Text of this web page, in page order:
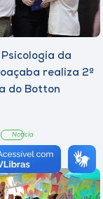
da
realiza 2ª
do Botton
Notícia